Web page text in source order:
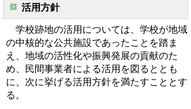
活用方針
学校跡地の活用については、学校が地域
の中核的な公共施設であったことを踏ま
え、地域の活性化や振興発展の貢献のた
め、民間事業者による活用を図るととも
に、次に挙げる活用方針を満たすこととす
る。